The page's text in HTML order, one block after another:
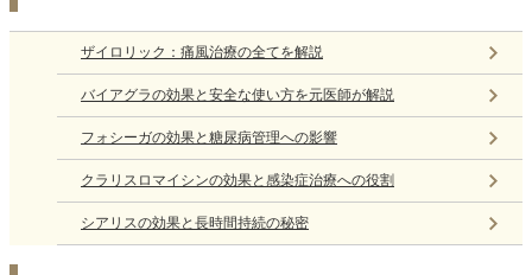
ザイロリック：痛風治療の全てを解説
バイアグラの効果と安全な使い方を元医師が解説
フォシーガの効果と糖尿病管理への影響
クラリスロマイシンの効果と感染症治療への役割
シアリスの効果と長時間持続の秘密